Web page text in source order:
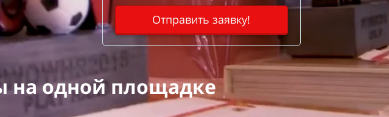
Отправить заявку!
на одной площадке